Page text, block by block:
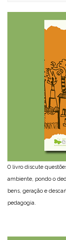
O livro discute
ambiente, pondo o
bens, geração e
pedagogia.